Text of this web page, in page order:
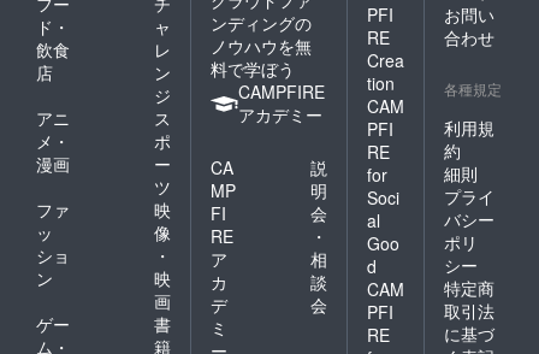
ド・
飲食
店
ャ
レ
ン
ジ
アニ
メ・
漫画
ス
ポ
ー
ツ
ファ
ッ
ショ
ン
映
像
・
映
画
ゲー
ム・
書
籍
ンディングの
ノウハウを無
料で学ぼう
CAMPFIRE
アカデミー
CA
MP
FI
RE
ア
カ
デ
ミ
説
明
会
・
相
談
会
PFI
RE
Crea
tion
CAM
PFI
RE
for
Soci
al
Goo
d
CAM
PFI
RE
お問い
合わせ
各種規定
利用規
約
細則
プライ
バシー
ポリ
シー
特定商
取引法
に基づ